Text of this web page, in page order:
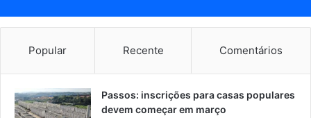
Popular Recente Comentários
Passos: inscrições para casas populares
devem começar em março